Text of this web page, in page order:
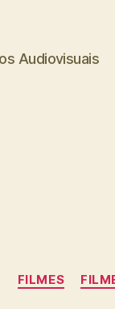
Audiovisuais
FILMES